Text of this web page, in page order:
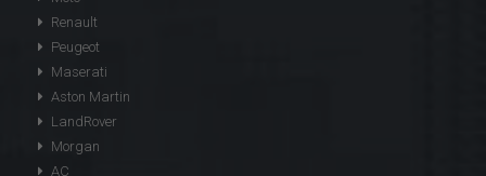
Renault
Peugeot
Maserati
Aston Martin
LandRover
Morgan
AC